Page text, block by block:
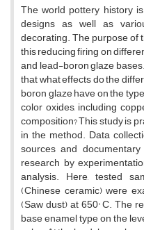
The world pottery history
designs as well as
decorating. The purpose of
this reducing firing on
and lead-boron glaze
that what effects do the
boron glaze have on the
color oxides, including
composition? This study is
in the method. Data
sources and
research by
analysis. Here, tested
(Chinese ceramic) were
(Saw dust) at 650° C. The
base enamel type on the